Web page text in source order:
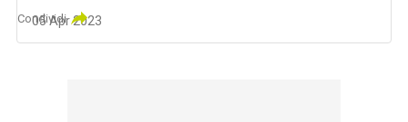
05 Apr 2023
Condividi